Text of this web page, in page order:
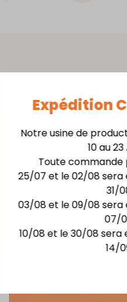
Expédition
Notre usine de
10 au
Toute commande
25/07 et le 02/08 sera
31/
03/08 et le 09/08 sera
07/
10/08 et le 30/08 sera
14/
Skyline 40cm + Support
Matière : skyline en
Finition : Laquage
Dimensions :larg. 40
Possibilité de rétro-
aussi